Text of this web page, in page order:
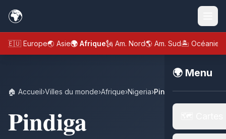
🌍
🇪🇺 Europe🌏 Asie🌍 Afrique🗽 Am. Nord🌎 Am. Sud🏝️ Océanie
🌍 Menu
🏠 Accueil›Villes du monde›Afrique›Nigeria›Pindiga
Pindiga